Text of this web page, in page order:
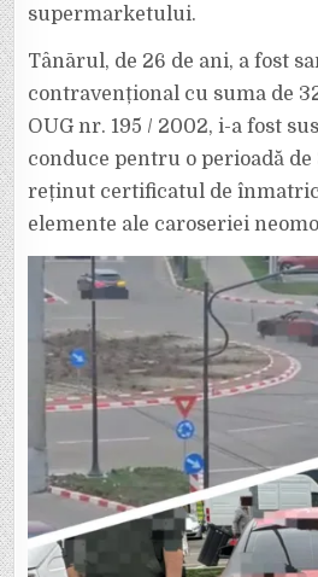
supermarketului.
Tânārul, de 26 de ani, a fost
contravențional cu suma de
OUG nr. 195 / 2002, i-a fost
conduce pentru o perioadă
reținut certificatul de
elemente ale caroseriei